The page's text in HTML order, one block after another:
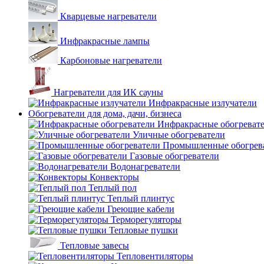
Кварцевые нагреватели
Инфракрасные лампы
Карбоновые нагреватели
Нагреватели для ИК сауны
Инфракрасные излучатели
Обогреватели для дома, дачи, бизнеса
Инфракрасные
Уличные обогреватели
Промышленные
Газовые обогреватели
Водонагреватели
Конвекторы
Теплый пол
Теплый плинтус
Греющие кабели
Терморегуляторы
Тепловые пушки
Тепловые завесы
Тепловентиляторы